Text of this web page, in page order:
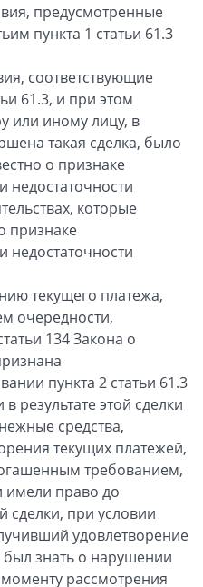
предусмотренные
пункта 1 статьи 61.3
соответствующие
61.3, и при этом
или иному лицу, в
такая сделка, было
о признаке
недостаточности
которые
признаке
недостаточности
текущего платежа,
очередности,
134 Закона о
пункта 2 статьи 61.3
результате этой сделки
средства,
текущих платежей,
требованием,
имели право до
при условии
удовлетворение
знать о нарушении
рассмотрения